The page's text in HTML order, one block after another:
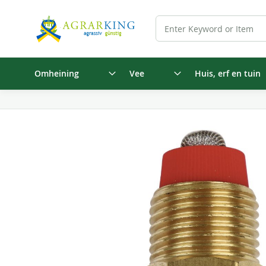
Omheining Vee Huis, erf en tuin